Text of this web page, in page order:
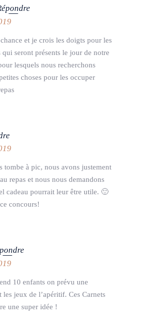
et je crois les doigts pour les
qui seront présents le jour de notre
lesquels nous recherchons
choses pour les occuper
tombe à pic, nous avons justement
repas et nous nous demandons
cadeau pourrait leur être utile. 🙂
concours!
10 enfants on prévu une
les jeux de l’apéritif. Ces Carnets
une super idée !